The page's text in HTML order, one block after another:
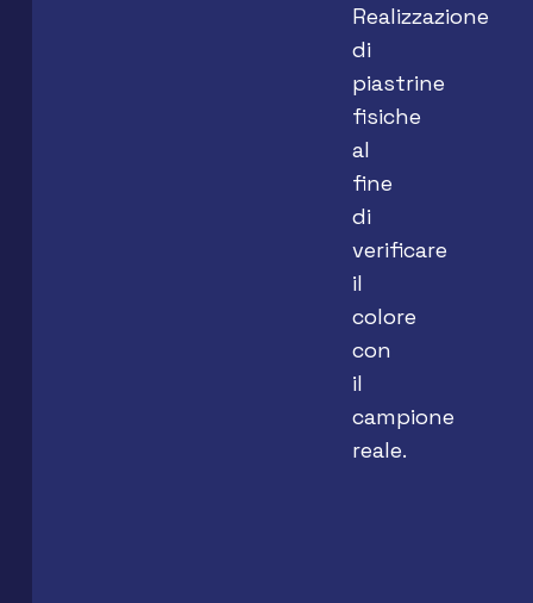
Realizzazione
di
piastrine
fisiche
al
fine
di
verificare
il
colore
con
il
campione
reale.